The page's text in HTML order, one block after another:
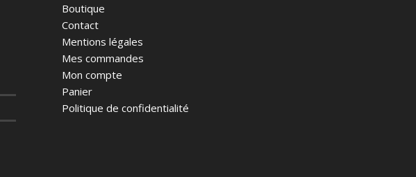
Boutique
Contact
Mentions légales
Mes commandes
Mon compte
Panier
Politique de confidentialité